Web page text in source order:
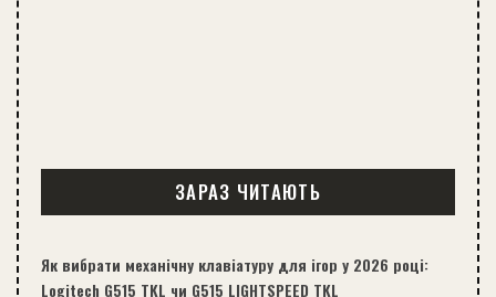
ЗАРАЗ ЧИТАЮТЬ
Як вибрати механічну клавіатуру для ігор у 2026 році:
Logitech G515 TKL чи G515 LIGHTSPEED TKL